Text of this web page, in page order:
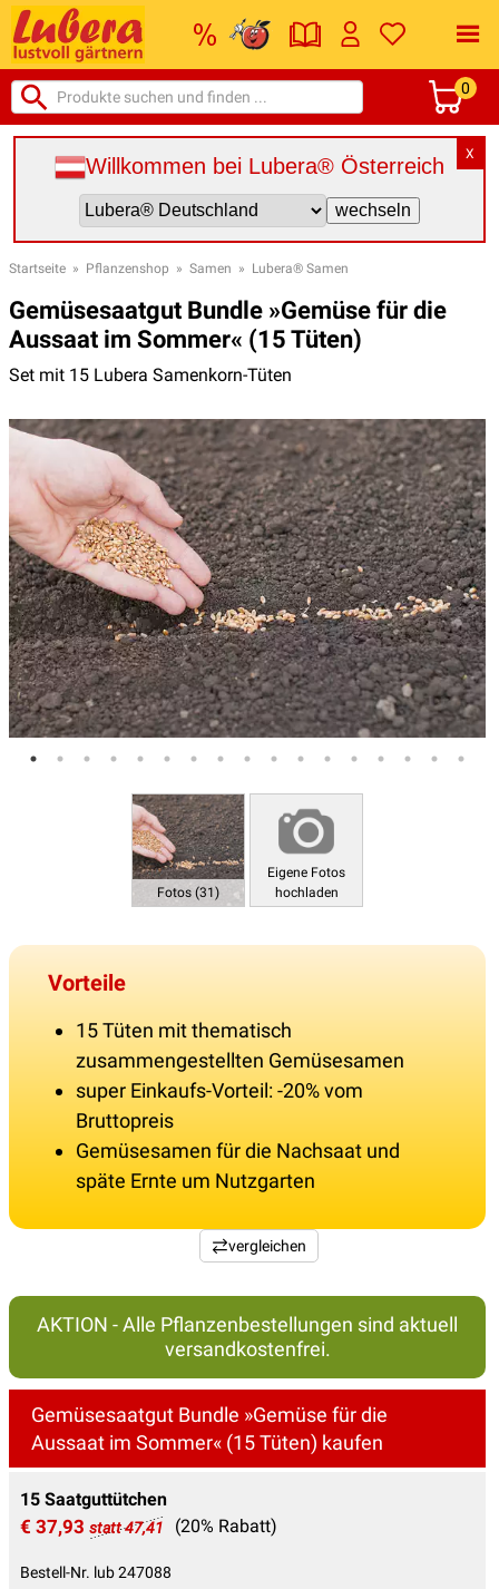
0
X
Willkommen bei Lubera® Österreich
Startseite » Pflanzenshop » Samen » Lubera® Samen
Gemüsesaatgut Bundle »Gemüse für die
Aussaat im Sommer« (15 Tüten)
Set mit 15 Lubera Samenkorn-Tüten
Fotos (31)
Eigene Fotos
hochladen
Vorteile
15 Tüten mit thematisch
zusammengestellten Gemüsesamen
super Einkaufs-Vorteil: -20% vom
Bruttopreis
Gemüsesamen für die Nachsaat und
späte Ernte um Nutzgarten
vergleichen
AKTION - Alle Pflanzenbestellungen sind aktuell
versandkostenfrei.
Gemüsesaatgut Bundle »Gemüse für die
Aussaat im Sommer« (15 Tüten) kaufen
15 Saatguttütchen
€ 37,93 statt 47,41 (20% Rabatt)
Bestell-Nr. lub 247088